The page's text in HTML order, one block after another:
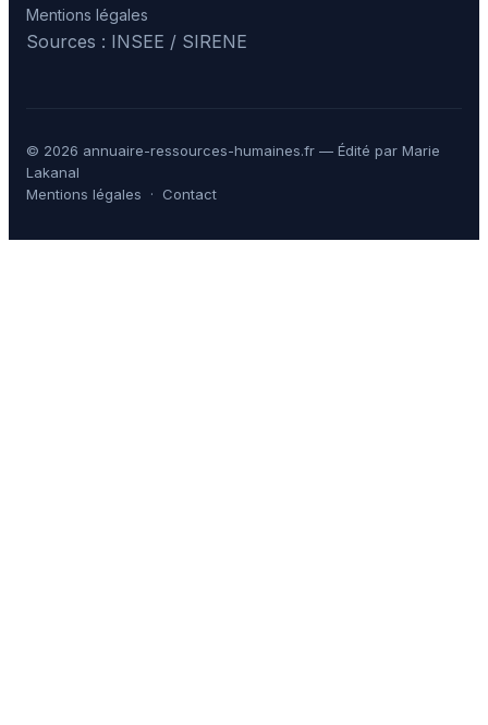
Mentions légales
Sources : INSEE / SIRENE
© 2026 annuaire-ressources-humaines.fr — Édité par Marie
Lakanal
Mentions légales · Contact